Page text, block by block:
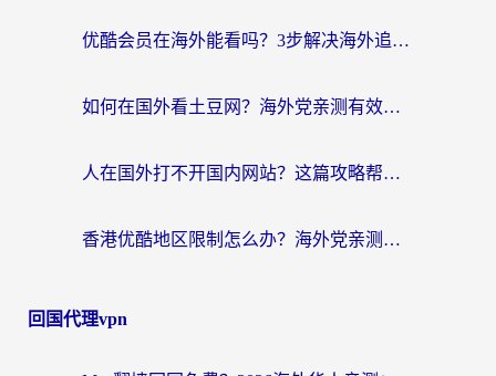
优酷会员在海外能看吗？3步解决海外追剧难题，附实测好用加速器推荐
如何在国外看土豆网？海外党亲测有效的追剧加速器选择指南
人在国外打不开国内网站？这篇攻略帮你无缝解锁国内资源（附交管12123使用技巧）
香港优酷地区限制怎么办？海外党亲测有效的追剧解决方案
回国代理vpn